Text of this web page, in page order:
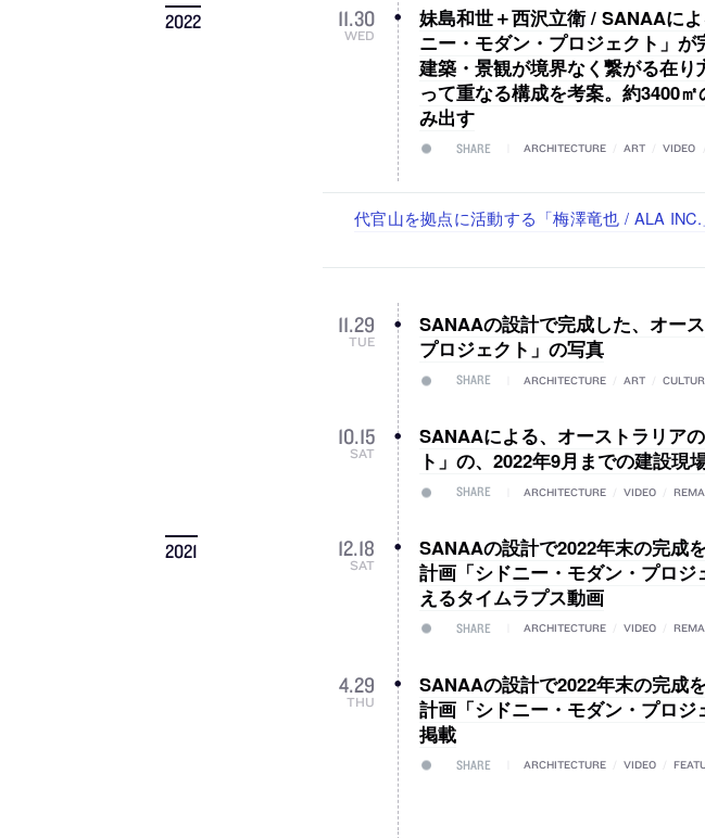
2022 11.30
WED
妹島和世＋西沢立衛 / SANAAに
ニー・モダン・プロジェクト」
建築・景観が境界なく繋がる在
って重なる構成を考案。約3400
み出す
SHARE ARCHITECTURE ART VIDEO
古民家を軸に全国で“価値循環の仕組み”を作
リノベる株式会社が、設計パートナー (業務委
社会への影響力のある建築を手掛け、スタッ
代官山を拠点に活動する「梅澤竜也 / ALA
住宅や共同住宅などを手掛け、“合理的でシン
11.29
TUE
SANAAの設計で完成した、オー
プロジェクト」の写真
SHARE ARCHITECTURE ART
10.15
SAT
SANAAによる、オーストラリア
ト」の、2022年9月までの建設現
SHARE ARCHITECTURE VIDEO
2021 12.18
SAT
SANAAの設計で2022年末の完成
計画「シドニー・モダン・プロ
えるタイムラプス動画
SHARE ARCHITECTURE VIDEO
4.29
THU
SANAAの設計で2022年末の完成
計画「シドニー・モダン・プロ
掲載
SHARE ARCHITECTURE VIDEO